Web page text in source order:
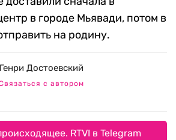
в городе Мьявади, потом в
на родину.
Генри Достоевский
с автором
RTVI в Telegram